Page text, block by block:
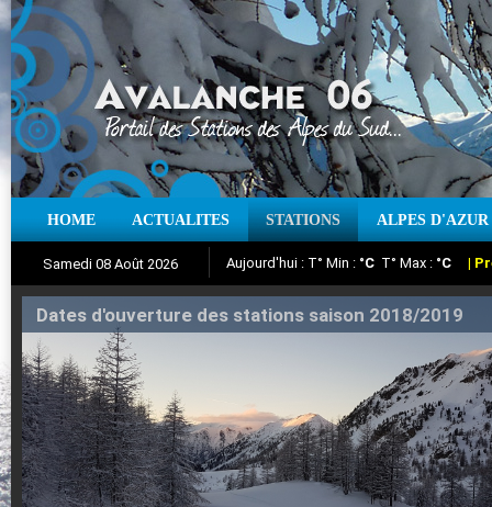
HOME ACTUALITES STATIONS ALPES D'AZUR
Samedi 08 Août 2026
Aujourd'hui : T° Min : °CT° Max : °C |
Iso à 0° :m Neige sur 12 heures :cm
Suivez en direct l'actualité des stations